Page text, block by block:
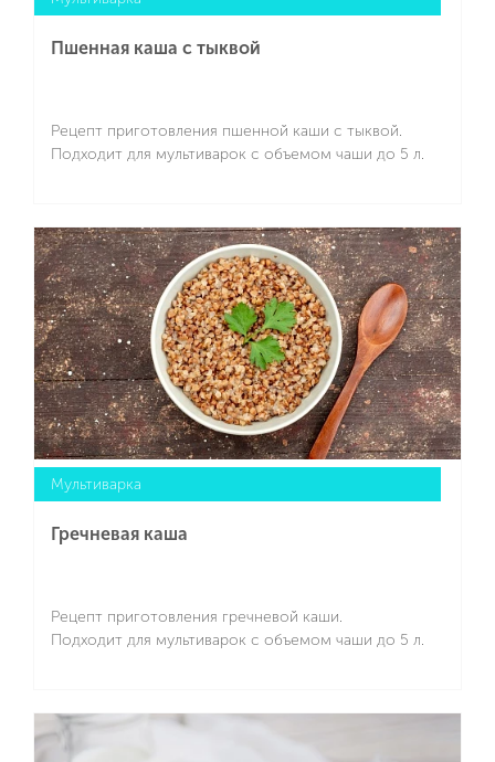
Пшенная каша с тыквой
Рецепт приготовления пшенной каши с тыквой.
Подходит для мультиварок с объемом чаши до 5 л.
Подробнее
Мультиварка
Гречневая каша
Рецепт приготовления гречневой каши.
Подходит для мультиварок с объемом чаши до 5 л.
Подробнее